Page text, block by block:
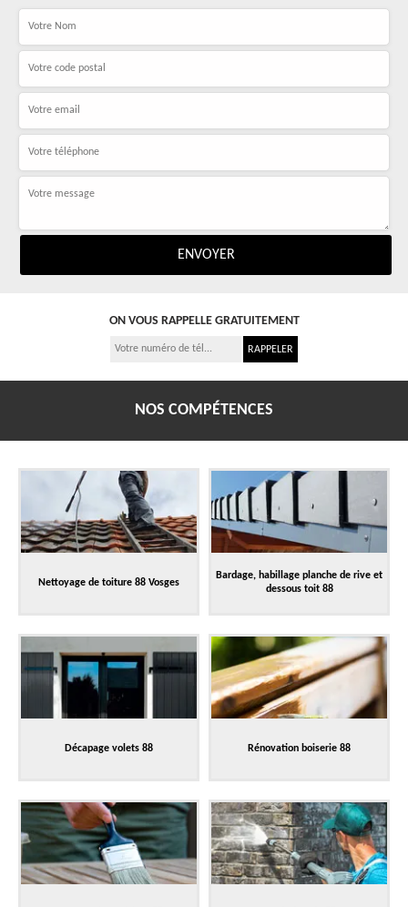
ON VOUS RAPPELLE GRATUITEMENT
NOS COMPÉTENCES
Nettoyage de toiture 88 Vosges
Bardage, habillage planche de rive et
dessous toit 88
Décapage volets 88 Rénovation boiserie 88